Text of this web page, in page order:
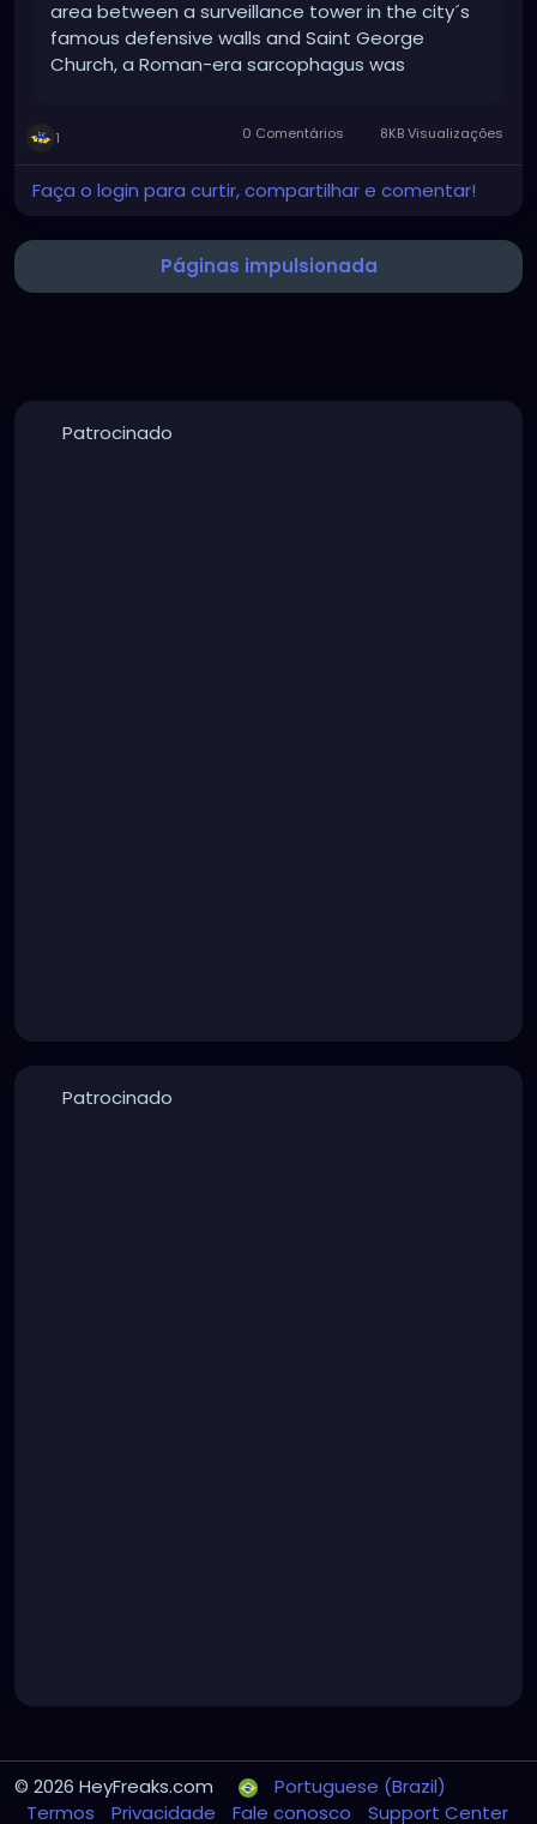
area between a surveillance tower in the city´s
famous defensive walls and Saint George
Church, a Roman-era sarcophagus was
1 0 Comentários 8KB Visualizações
Faça o login para curtir, compartilhar e comentar!
Páginas impulsionada
Patrocinado
Patrocinado
© 2026 HeyFreaks.com
Portuguese (Brazil)
Termos
Privacidade Fale conosco Support Center